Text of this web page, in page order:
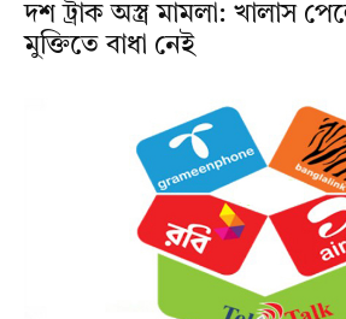
দশ ট্রাক অস্ত্র মামলা: খালাস
মুক্তিতে বাধা নেই